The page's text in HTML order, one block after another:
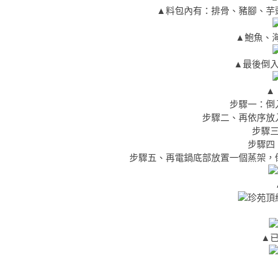
▲料包內有：排骨、豬腳、芋
▲鮑魚、
▲最後倒
▲
步驟一：倒
步驟二、再依序
步驟
步驟四
步驟五、再電鍋底部放置一個蒸架
▲